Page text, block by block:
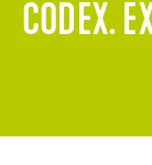
CODEX.